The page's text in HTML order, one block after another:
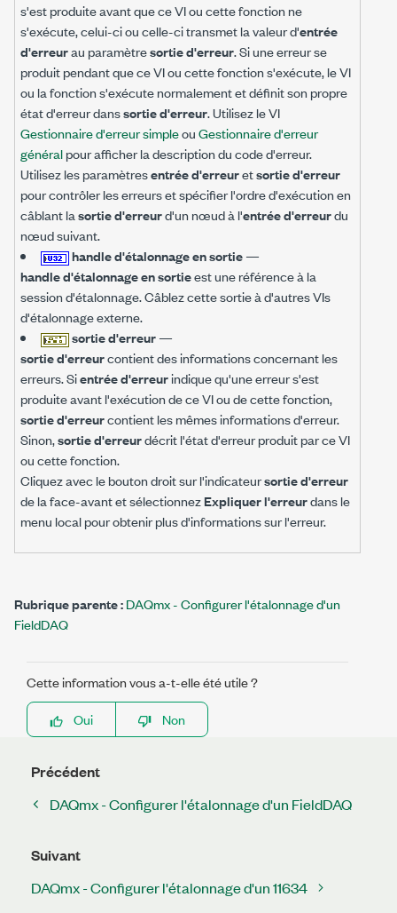
s'est produite avant que ce VI ou cette fonction ne
s'exécute, celui-ci ou celle-ci transmet la valeur d'entrée
d'erreurau paramètresortie d'erreur. Si une erreur se
produit pendant que ce VI ou cette fonction s'exécute, le VI
ou la fonction s'exécute normalement et définit son propre
état d'erreur danssortie d'erreur. Utilisez le VI
Gestionnaire d'erreur simpleouGestionnaire d'erreur
généralpour afficher la description du code d'erreur.
Utilisez les paramètresentrée d'erreuretsortie d'erreur
pour contrôler les erreurs et spécifier l'ordre d'exécution en
câblant lasortie d'erreurd'un nœud à l'entrée d'erreurdu
nœud suivant.
handle d'étalonnage en sortie—
handle d'étalonnage en sortieest une référence à la
session d'étalonnage. Câblez cette sortie à d'autres VIs
d'étalonnage externe.
sortie d'erreur—
sortie d'erreurcontient des informations concernant les
erreurs. Sientrée d'erreurindique qu'une erreur s'est
produite avant l'exécution de ce VI ou de cette fonction,
sortie d'erreurcontient les mêmes informations d'erreur.
Sinon,sortie d'erreurdécrit l'état d'erreur produit par ce VI
ou cette fonction.
Cliquez avec le bouton droit sur l'indicateursortie d'erreur
de la face-avant et sélectionnezExpliquer l'erreurdans le
menu local pour obtenir plus d'informations sur l'erreur.
Rubrique parente :DAQmx - Configurer l'étalonnage d'un
FieldDAQ
Cette information vous a-t-elle été utile ?
Oui
Non
Précédent
DAQmx - Configurer l'étalonnage d'un FieldDAQ
Suivant
DAQmx - Configurer l'étalonnage d'un 11634